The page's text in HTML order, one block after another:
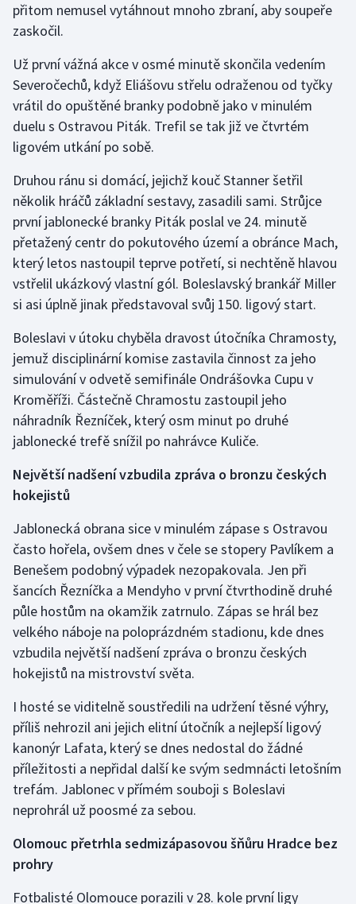
Krasobruslení
Lezení
Lyže a snowboard
Moderní pětiboj
Motorsport
Olympijské hry
Parasport
Plavání
Plážový volejbal
Ragby
Rychlobruslení
Rychlostní kanoistika
Short track
Sportovní střelba
Stolní tenis
Triatlon
Veslování
Vodní slalom
Volejbal
Ostatní
přitom nemusel vytáhnout mnoho zbraní, aby soupeře
zaskočil.
Už první vážná akce v osmé minutě skončila vedením
Severočechů, když Eliášovu střelu odraženou od tyčky
vrátil do opuštěné branky podobně jako v minulém
duelu s Ostravou Piták. Trefil se tak již ve čtvrtém
ligovém utkání po sobě.
Druhou ránu si domácí, jejichž kouč Stanner šetřil
několik hráčů základní sestavy, zasadili sami. Strůjce
první jablonecké branky Piták poslal ve 24. minutě
přetažený centr do pokutového území a obránce Mach,
který letos nastoupil teprve potřetí, si nechtěně hlavou
vstřelil ukázkový vlastní gól. Boleslavský brankář Miller
si asi úplně jinak představoval svůj 150. ligový start.
Boleslavi v útoku chyběla dravost útočníka Chramosty,
jemuž disciplinární komise zastavila činnost za jeho
simulování v odvetě semifinále Ondrášovka Cupu v
Kroměříži. Částečně Chramostu zastoupil jeho
náhradník Řezníček, který osm minut po druhé
jablonecké trefě snížil po nahrávce Kuliče.
Největší nadšení vzbudila zpráva o bronzu českých
hokejistů
Jablonecká obrana sice v minulém zápase s Ostravou
často hořela, ovšem dnes v čele se stopery Pavlíkem a
Benešem podobný výpadek nezopakovala. Jen při
šancích Řezníčka a Mendyho v první čtvrthodině druhé
půle hostům na okamžik zatrnulo. Zápas se hrál bez
velkého náboje na poloprázdném stadionu, kde dnes
vzbudila největší nadšení zpráva o bronzu českých
hokejistů na mistrovství světa.
I hosté se viditelně soustředili na udržení těsné výhry,
příliš nehrozil ani jejich elitní útočník a nejlepší ligový
kanonýr Lafata, který se dnes nedostal do žádné
příležitosti a nepřidal další ke svým sedmnácti letošním
trefám. Jablonec v přímém souboji s Boleslavi
neprohrál už poosmé za sebou.
Olomouc přetrhla sedmizápasovou šňůru Hradce bez
prohry
Fotbalisté Olomouce porazili v 28. kole první ligy